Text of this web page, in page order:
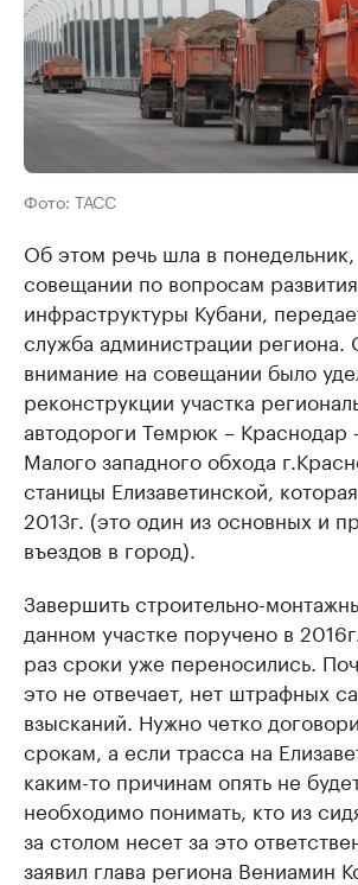
Фото: ТАСС
Об этом речь шла в
совещании по вопросам
инфраструктуры Кубани,
служба администрации региона.
внимание на совещании было
реконструкции участка
автодороги Темрюк – Краснодар
Малого западного обхода
станицы Елизаветинской,
2013г. (это один из основных и
въездов в город).
Завершить строительно-
данном участке поручено в
раз сроки уже переносились.
это не отвечает, нет штрафных
взысканий. Нужно четко
срокам, а если трасса на
каким-то причинам опять не
необходимо понимать, кто из
за столом несет за это
заявил глава региона Вениамин